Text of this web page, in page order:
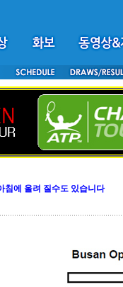
침에 올려 질수도 있습니다